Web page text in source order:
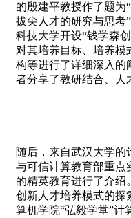
的殷建平教授作了题为
拔尖人才的研究与思考
科技大学开设“钱学森
对其培养目标、培养模
构等进行了详细深入的
者分享了教研结合、人
随后，来自武汉大学
与可信计算教育部重点
的精英教育进行了介绍
创新人才培养模式的探
算机学院“弘毅学堂”计